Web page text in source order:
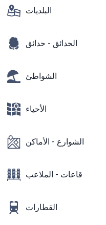
البلديات
الحدائق - حدائق
الشواطئ
الأحياء
الشوارع - الأماكن
قاعات - الملاعب
القطارات